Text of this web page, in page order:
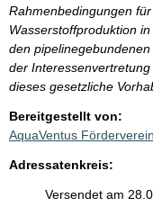
Rahmenbedingungen
Wasserstoffproduktion
den
der
dieses gesetzliche
Bereitgestellt von:
AquaVentus
Adressatenkreis:
Versendet am